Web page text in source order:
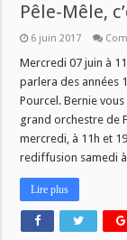
Pêle-Mêle,
6 juin 2017
Mercredi 07 juin à
parlera des années
Pourcel. Bernie
grand orchestre de
mercredi, à 11h et
rediffusion samedi
Lire plus